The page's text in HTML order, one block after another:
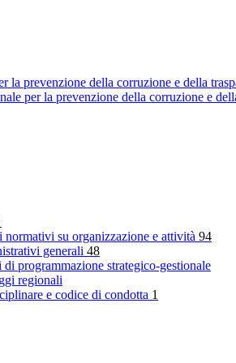
la prevenzione della corruzione e della
per la prevenzione della corruzione e
normativi su organizzazione e attività 94
generali 48
programmazione strategico-gestionale
regionali
e codice di condotta 1